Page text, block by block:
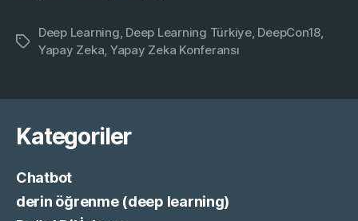
Etiketler
Deep Learning Deep Learning Türkiye, DeepCon18
Yapay Zeka Yapay Zeka Konferansı
Kategoriler
Chatbot
derin öğrenme (deep learning)